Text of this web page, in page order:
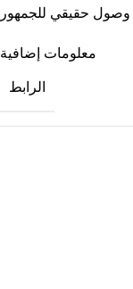
معلومات إضافية
الرابط